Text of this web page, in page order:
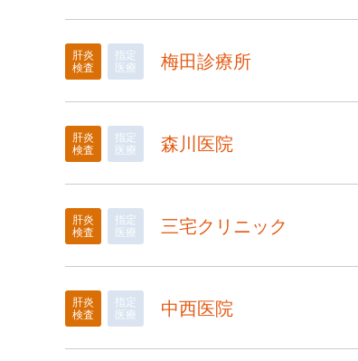
肝炎
検査
指定
医療
梅田診療所
肝炎
検査
指定
医療
森川医院
肝炎
検査
指定
医療
三宅クリニック
肝炎
検査
指定
医療
中西医院